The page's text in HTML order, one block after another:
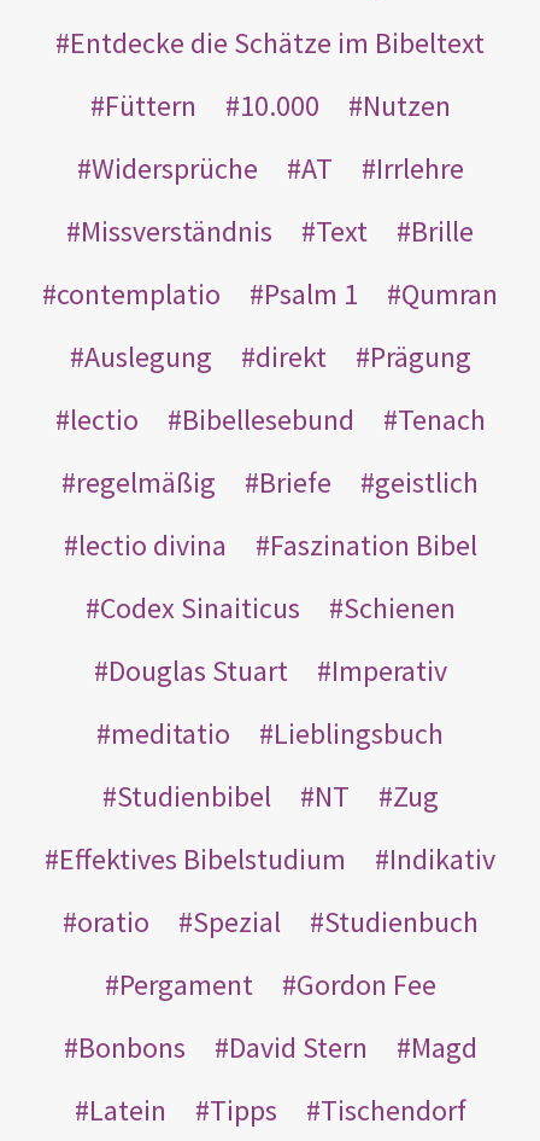
Entdecke die Schätze im Bibeltext
Füttern
10.000
Nutzen
Widersprüche
AT
Irrlehre
Missverständnis
Text
Brille
contemplatio
Psalm 1
Qumran
Auslegung
direkt
Prägung
lectio
Bibellesebund
Tenach
regelmäßig
Briefe
geistlich
lectio divina
Faszination Bibel
Codex Sinaiticus
Schienen
Douglas Stuart
Imperativ
meditatio
Lieblingsbuch
Studienbibel
NT
Zug
Effektives Bibelstudium
Indikativ
oratio
Spezial
Studienbuch
Pergament
Gordon Fee
Bonbons
David Stern
Magd
Latein
Tipps
Tischendorf